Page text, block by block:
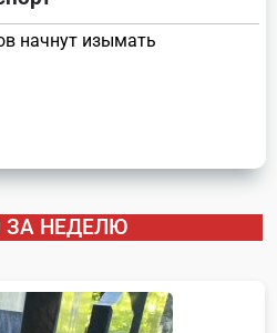
начнут изымать
ЗА НЕДЕЛЮ